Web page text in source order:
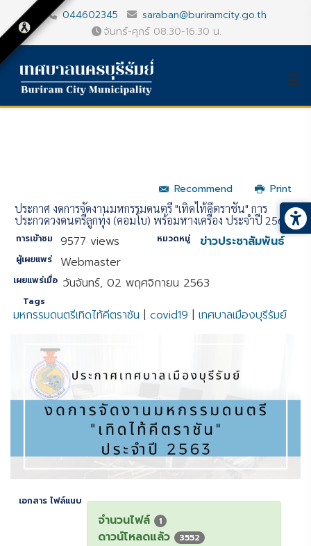
044602345
saraban@buriramcity.go.th
จันทร์-ศุกร์ 08.30-16.30 น.
Recommend
Print
ประกาศ งดการจัดงานมหกรรมดนตรี "เทิดไท้คีตราชัน" การ
ประกวดวงดนตรีลูกทุ่ง (คอมโบ) พร้อมหางเครื่อง ประจำปี 2563
การเข้าชม 9577 views หมวดหมู่ ข่าวประชาสัมพันธ์
ผู้เผยแพร่ Webmaster
เผยแพร่เมื่อ วันจันทร์, 02 พฤศจิกายน 2563
Tags
มหกรรมดนตรีเทิดไท้คีตราชัน |covid19 |เทศบาลเมืองบุรีรัมย์
เอกสาร ไฟล์แนบ
จำนวนไฟล์ 1
ดาวน์โหลดแล้ว 3552